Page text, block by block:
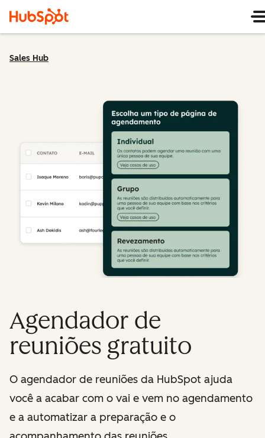
Sales Hub
Agendador de
reuniões gratuito
O agendador de reuniões da HubSpot ajuda
você a acabar com o vai e vem no agendamento
e a automatizar a preparação e o